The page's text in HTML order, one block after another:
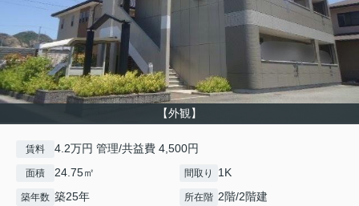
【外観】
賃料 4.2万円 管理/共益費 4,500円
面積 24.75㎡ 間取り 1K
築年数 築25年 所在階 2階/2階建